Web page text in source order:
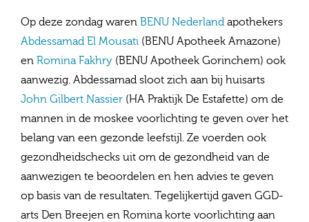
Op deze zondag waren BENU Nederland apothekers
Abdessamad El Mousati (BENU Apotheek Amazone)
en Romina Fakhry (BENU Apotheek Gorinchem) ook
aanwezig. Abdessamad sloot zich aan bij huisarts
John Gilbert Nassier (HA Praktijk De Estafette) om de
mannen in de moskee voorlichting te geven over het
belang van een gezonde leefstijl. Ze voerden ook
gezondheidschecks uit om de gezondheid van de
aanwezigen te beoordelen en hen advies te geven
op basis van de resultaten. Tegelijkertijd gaven GGD-
arts Den Breejen en Romina korte voorlichting aan